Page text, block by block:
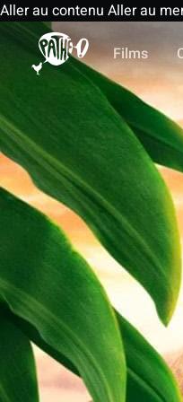
Aller au contenu Aller au
Films